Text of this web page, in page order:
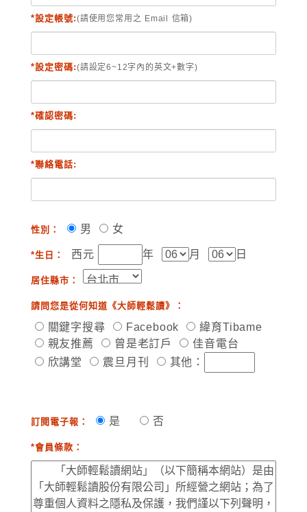
*設定帳號:(請使用您常用之 Email 信箱)
*設定密碼:(請設定6~12字內的英文+數字)
*確認密碼:
*聯絡電話:
性別： 男 女
*生日： 西元 年 月 日
居住縣市：
請問您是從何知道《大師輕鬆讀》：
關鍵字搜尋 Facebook
緯育Tibame
親友推薦
曾是老訂戶
佳音電台
欣講堂
震旦月刊 其他：
訂閱電子報： 是 否
*會員條款：